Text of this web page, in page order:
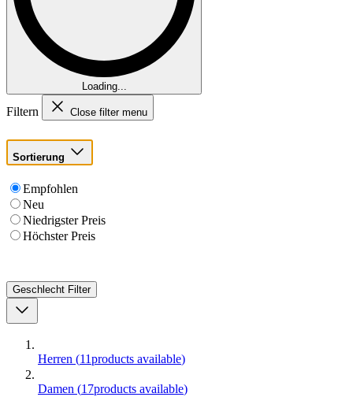
Loading...
Filtern Close filter menu
Sortierung
Empfohlen
Neu
Niedrigster Preis
Höchster Preis
Geschlecht Filter
Herren (11products available)
Damen (17products available)